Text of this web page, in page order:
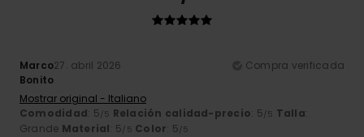
Marco27. abril 2026
Compra verificada
Bonito
Mostrar original - Italiano
Comodidad: 5/5 Relación calidad-precio: 5/5 Talla:
Grande Material: 5/5 Color: 5/5